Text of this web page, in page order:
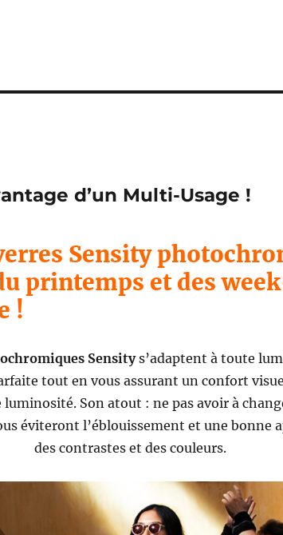
d’un Multi-Usage !
Sensity
printemps et des
!
Sensitys’adaptent à toute
tout en vous assurant un confort
Son atout : ne pas avoir à
éviteront l’éblouissement et une bonne
des contrastes et des couleurs.